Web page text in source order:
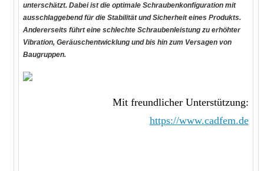
unterschätzt. Dabei ist die optimale Schraubenkonfiguration mit
ausschlaggebend für die Stabilität und Sicherheit eines Produkts.
Andererseits führt eine schlechte Schraubenleistung zu erhöhter
Vibration, Geräuschentwicklung und bis hin zum Versagen von
Baugruppen.
Mit freundlicher Unterstützung:
https://www.cadfem.de